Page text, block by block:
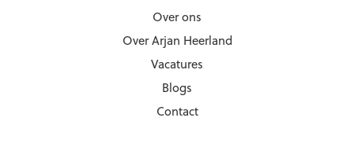
Over ons
Over Arjan Heerland
Vacatures
Blogs
Contact